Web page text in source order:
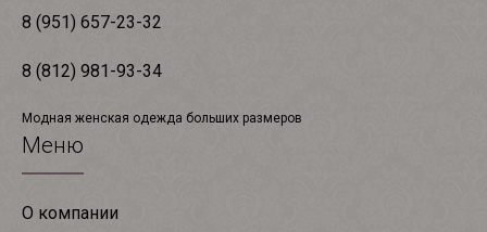
8 (951) 657-23-32
8 (812) 981-93-34
Модная женская одежда больших размеров
Меню
О компании